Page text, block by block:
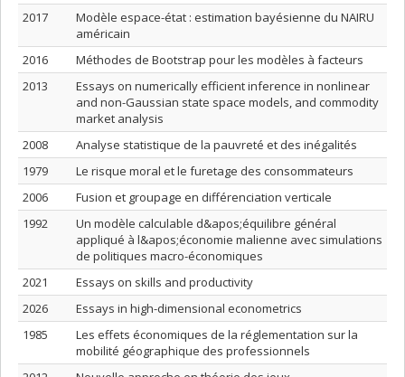
2017
Modèle espace-état : estimation bayésienne du NAIRU
américain
2016
Méthodes de Bootstrap pour les modèles à facteurs
2013
Essays on numerically efficient inference in nonlinear
and non-Gaussian state space models, and commodity
market analysis
2008
Analyse statistique de la pauvreté et des inégalités
1979
Le risque moral et le furetage des consommateurs
2006
Fusion et groupage en différenciation verticale
1992
Un modèle calculable d&apos;équilibre général
appliqué à l&apos;économie malienne avec simulations
de politiques macro-économiques
2021
Essays on skills and productivity
2026
Essays in high-dimensional econometrics
1985
Les effets économiques de la réglementation sur la
mobilité géographique des professionnels